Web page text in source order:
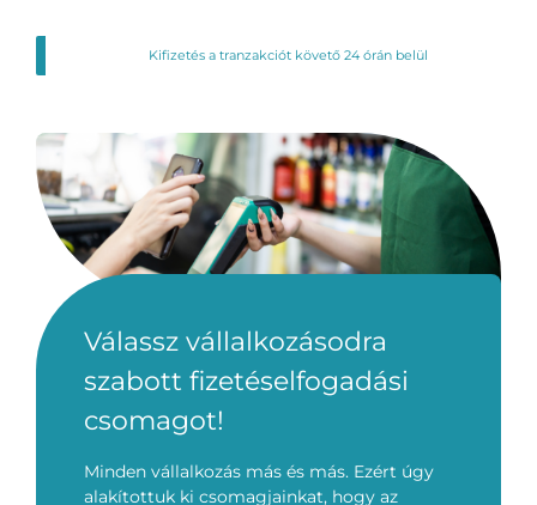
Kifizetés a tranzakciót követő 24 órán belül
Válassz vállalkozásodra
szabott fizetéselfogadási
csomagot!
Minden vállalkozás más és más. Ezért úgy
alakítottuk ki csomagjainkat, hogy az